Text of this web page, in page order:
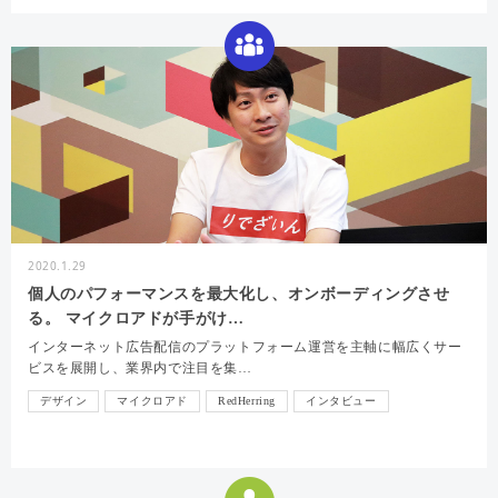
2020.1.29
個⼈のパフォーマンスを最⼤化し、オンボーディングさせ
る。 マイクロアドが⼿がけ…
インターネット広告配信のプラットフォーム運営を主軸に幅広くサー
ビスを展開し、業界内で注目を集…
デザイン マイクロアド RedHerring インタビュー